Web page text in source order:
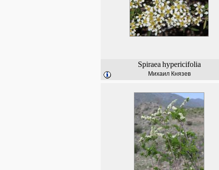
Spiraea hypericifolia
Михаил Князев